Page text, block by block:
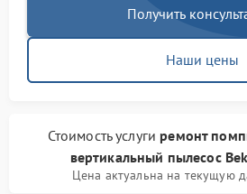
Получить
Наши цены
Стоимость услуги ремонт
вертикальный пылесос
Цена актуальна на текущую